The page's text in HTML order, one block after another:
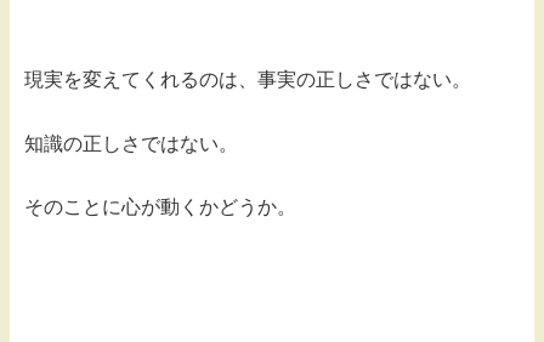
現実を変えてくれるのは、事実の正しさではない。
知識の正しさではない。
そのことに心が動くかどうか。